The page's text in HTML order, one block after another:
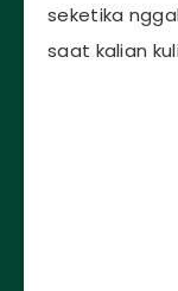
seketika
saat kalian